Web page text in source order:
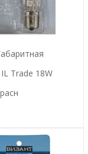
Trade 18W
корзину